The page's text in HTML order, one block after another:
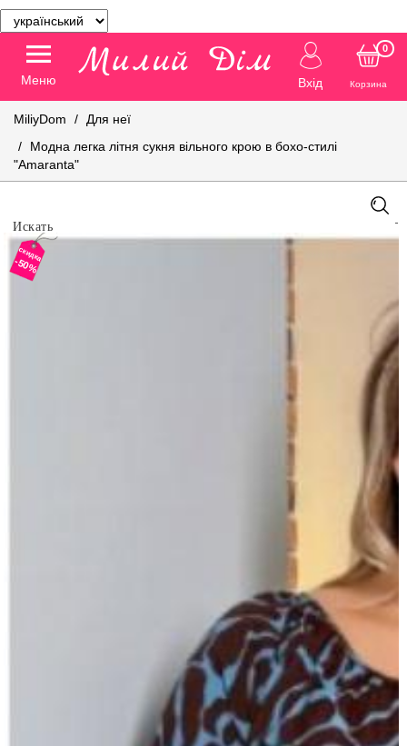
Меню Вхід Корзина
0
MiliyDom
Для неї
Модна легка літня сукня вільного крою в бохо-стилі
"Amaranta"
скидка
-50%